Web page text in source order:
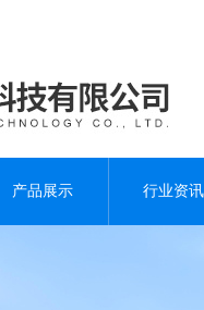
产品展示 行业资讯